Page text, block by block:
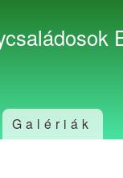
Galériák